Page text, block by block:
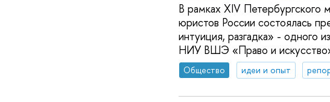
В рамках XIV
юристов России состоялась
интуиция, разгадка» - одного
НИУ ВШЭ «Право и
Общество идеи и опыт